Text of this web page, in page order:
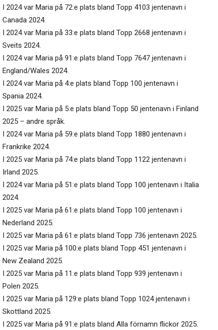
I 2024 var Maria på 72:e plats bland Topp 4103 jentenavn i
Canada 2024.
I 2024 var Maria på 33:e plats bland Topp 2668 jentenavn i
Sveits 2024.
I 2024 var Maria på 91:e plats bland Topp 7647 jentenavn i
England/Wales 2024.
I 2024 var Maria på 4:e plats bland Topp 100 jentenavn i
Spania 2024.
I 2025 var Maria på 5:e plats bland Topp 50 jentenavn i Finland
2025 – andre språk.
I 2024 var Maria på 59:e plats bland Topp 1880 jentenavn i
Frankrike 2024.
I 2025 var Maria på 74:e plats bland Topp 1122 jentenavn i
Irland 2025.
I 2024 var Maria på 51:e plats bland Topp 100 jentenavn i Italia
2024.
I 2025 var Maria på 61:e plats bland Topp 100 jentenavn i
Nederland 2025.
I 2025 var Maria på 61:e plats bland Topp 736 jentenavn 2025.
I 2025 var Maria på 100:e plats bland Topp 451 jentenavn i
New Zealand 2025.
I 2025 var Maria på 11:e plats bland Topp 939 jentenavn i
Polen 2025.
I 2025 var Maria på 129:e plats bland Topp 1024 jentenavn i
Skottland 2025.
I 2025 var Maria på 91:e plats bland Alla förnamn flickor 2025.